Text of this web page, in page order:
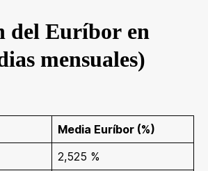
del Euríbor en
mensuales)
Media Euríbor (%)
2,525 %